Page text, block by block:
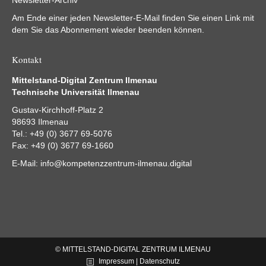
Am Ende einer jeden Newsletter-E-Mail finden Sie einen Link mit
dem Sie das Abonnement wieder beenden können.
Kontakt
Mittelstand-Digital Zentrum Ilmenau
Technische Universität Ilmenau
Gustav-Kirchhoff-Platz 2
98693 Ilmenau
Tel.: +49 (0) 3677 69-5076
Fax: +49 (0) 3677 69-1660
E-Mail: info@kompetenzzentrum-ilmenau.digital
© MITTELSTAND-DIGITAL ZENTRUM ILMENAU
Impressum | Datenschutz